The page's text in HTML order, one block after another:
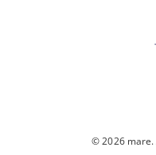
© 2026 mare.